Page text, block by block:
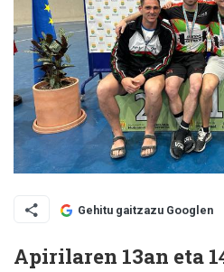
Gehitu gaitzazu Googlen
Apirilaren 13an eta